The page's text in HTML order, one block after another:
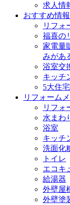
求人情
おすすめ情報
リフォ
福喜の
家電量
みがあ
浴室交
キッチ
5大住
リフォーム
リフォ
水まわ
浴室
キッチ
洗面化
トイレ
エコキ
給湯器
外壁屋
外壁塗